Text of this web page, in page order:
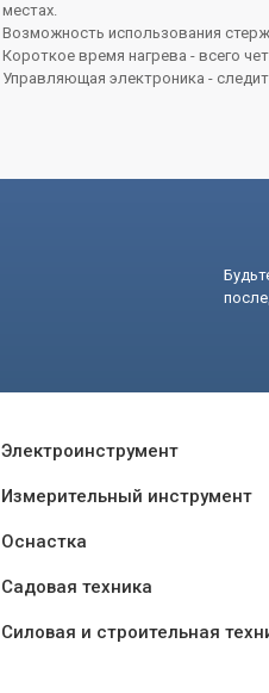
местах.
Возможность использования
Короткое время нагрева - всего
Управляющая электроника -
Электроинструмент
Измерительный инструмент
Оснастка
Садовая техника
Силовая и строительная